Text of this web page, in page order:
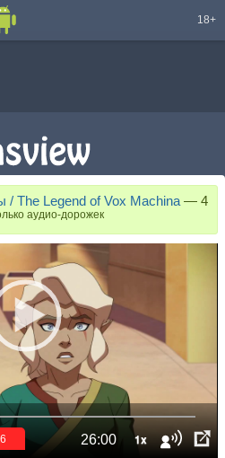
18+
The Legend of Vox Machina — 4
26:00 1x
6